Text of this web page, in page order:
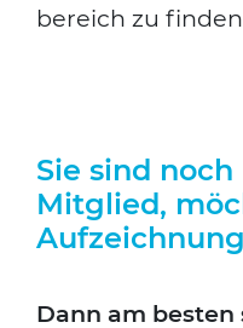
be­reich zu
Sie sind noch
Mitglied,
Dann am